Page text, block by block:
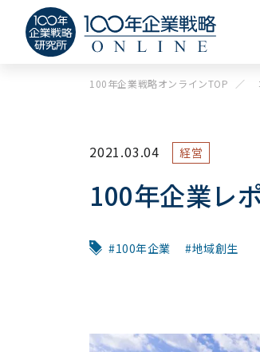
100年企業戦略オンラインTOP
2021.03.04 経営
100年企業レ
100年企業 地域創生